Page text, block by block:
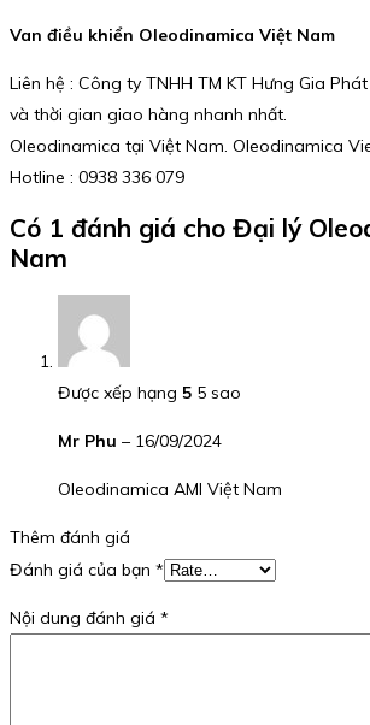
Van điều khiển Oleodinamica Việt Nam
Liên hệ : Công ty TNHH TM KT Hưng Gia
và thời gian giao hàng nhanh nhất.
Oleodinamica tại Việt Nam. Oleodinamica
Hotline : 0938 336 079
Có 1 đánh giá cho Đại lý
Nam
Được xếp hạng 5 5 sao
Mr Phu – 16/09/2024
Oleodinamica AMI Việt Nam
Thêm đánh giá
Đánh giá của bạn *
Nội dung đánh giá *